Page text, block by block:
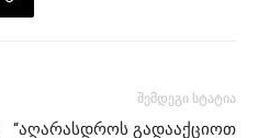
შემდეგი სტატია
“აღარასდროს გადააქციოთ